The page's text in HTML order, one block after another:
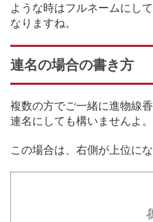
ような時はフルネームにし
なりますね。
連名の場合の書き方
複数の方でご一緒に進物線
連名にしても構いませんよ。
この場合は、右側が上位にな